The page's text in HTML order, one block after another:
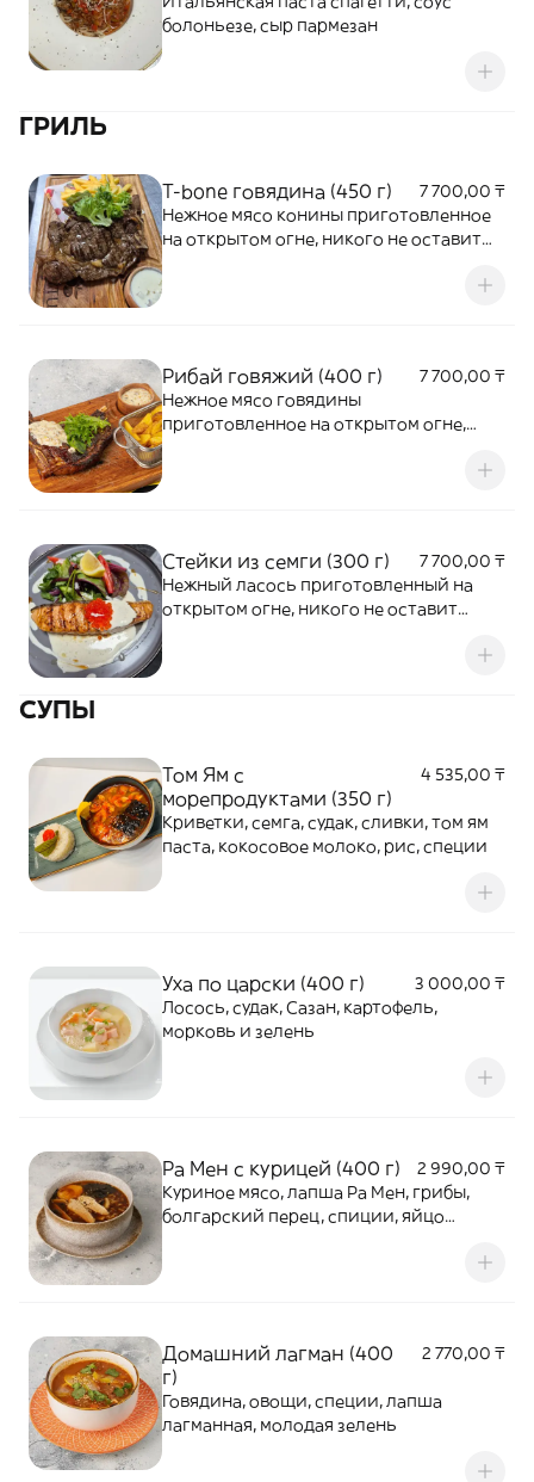
болоньезе, сыр пармезан
ГРИЛЬ
T-bone говядина (450 г)
7 700,00 ₸
Нежное мясо конины приготовленное
на открытом огне, никого не оставит
Рибай говяжий (400 г)
7 700,00 ₸
Нежное мясо говядины
приготовленное на открытом огне,
Стейки из семги (300 г)
7 700,00 ₸
Нежный ласось приготовленный на
открытом огне, никого не оставит
СУПЫ
Том Ям с
морепродуктами (350 г)
4 535,00 ₸
Криветки, семга, судак, сливки, том ям
паста, кокосовое молоко, рис, специи
Уха по царски (400 г)
3 000,00 ₸
Лосось, судак, Сазан, картофель,
морковь и зелень
Ра Мен с курицей (400 г)
2 990,00 ₸
Куриное мясо, лапша Ра Мен, грибы,
болгарский перец, спиции, яйцо
Домашний лагман (400
г)
2 770,00 ₸
Говядина, овощи, специи, лапша
лагманная, молодая зелень